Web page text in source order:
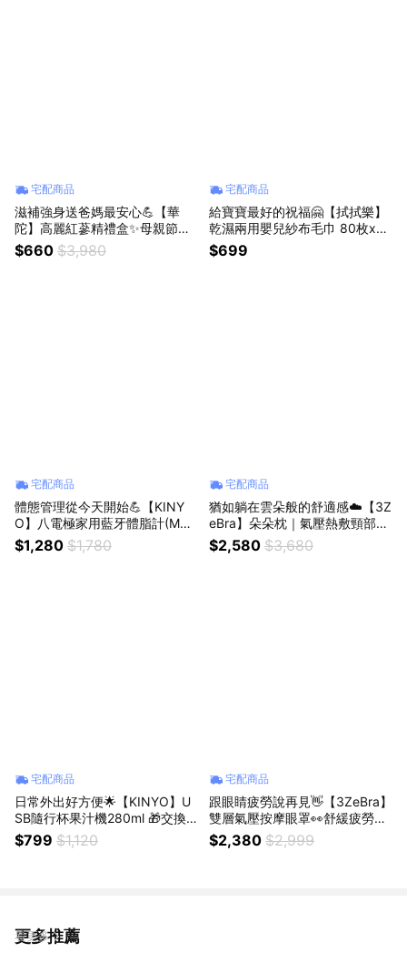
宅配商品
滋補強身送爸媽最安心💪【華
陀】高麗紅蔘精禮盒✨母親節禮
物✨高麗紅蔘精✨禮盒✨補氣養
身✨滋補強身✨長輩禮推薦✨人
$660 $3,980
宅配商品
給寶寶最好的祝福🤗【拭拭樂】
乾濕兩用嬰兒紗布毛巾 80枚x12
盒-箱購 爸媽的小幫手💪 (Shopp
ing99)
$699
宅配商品
體態管理從今天開始💪【KINY
O】八電極家用藍牙體脂計(MS-
6670) ✨58項數據分析✨APP同
步追蹤✨體態管理必備 (SHOPPI
$1,280 $1,780
宅配商品
猶如躺在雲朵般的舒適感☁️【3Z
eBra】朵朵枕｜氣壓熱敷頸部按
摩器✨立體滾輪揉捏✨ 6片 3D
分層氣囊 (SHOPPING99)
$2,580 $3,680
宅配商品
日常外出好方便🌟【KINYO】U
SB隨行杯果汁機280ml 🎁交換
禮物🎁聖誕節🎁生日禮物🎁好禮
首選 (SHOPPING99)
$799 $1,120
宅配商品
跟眼睛疲勞說再見👋【3ZeBra】
雙層氣壓按摩眼罩👀舒緩疲勞的
雙眼(SHOPPING99)
$2,380 $2,999
更多推薦
看更多